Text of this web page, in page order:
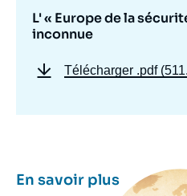
L' « Europe de la
inconnue
Télécharger .pdf
En savoir plusImage
principale